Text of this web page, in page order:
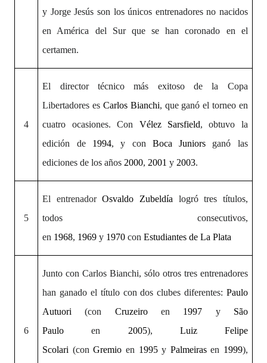
y Jorge Jesús son los únicos entrenadores no nacidos
en América del Sur que se han coronado en el
certamen.
4
El director técnico más exitoso de la Copa
Libertadores es Carlos Bianchi, que ganó el torneo en
cuatro ocasiones. Con Vélez Sarsfield, obtuvo la
edición de 1994, y con Boca Juniors ganó las
ediciones de los años 2000, 2001 y 2003.
5
El entrenadorOsvaldo Zubeldía logró tres títulos,
todos consecutivos,
en 1968, 1969 y 1970 conEstudiantes de La Plata
6
Junto con Carlos Bianchi, sólo otros tres entrenadores
han ganado el título con dos clubes diferentes: Paulo
Autuori (con Cruzeiroen 1997 y São
Paulo en 2005), Luiz Felipe
Scolari (conGremio en 1995y Palmeirasen 1999),